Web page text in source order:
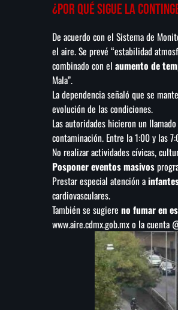
¿Por qué sigue la
De acuerdo con el Sistema de
el aire. Se prevé “estabilidad
combinado con el aumento de
Mala”.
La dependencia señaló que se
evolución de las condiciones.
Las autoridades hicieron un
contaminación. Entre la 1:00 y las
No realizar actividades cívicas,
Posponer eventos masivos
Prestar especial atención a
cardiovasculares.
También se sugiere no fumar en
www.aire.cdmx.gob.mx o la cuenta